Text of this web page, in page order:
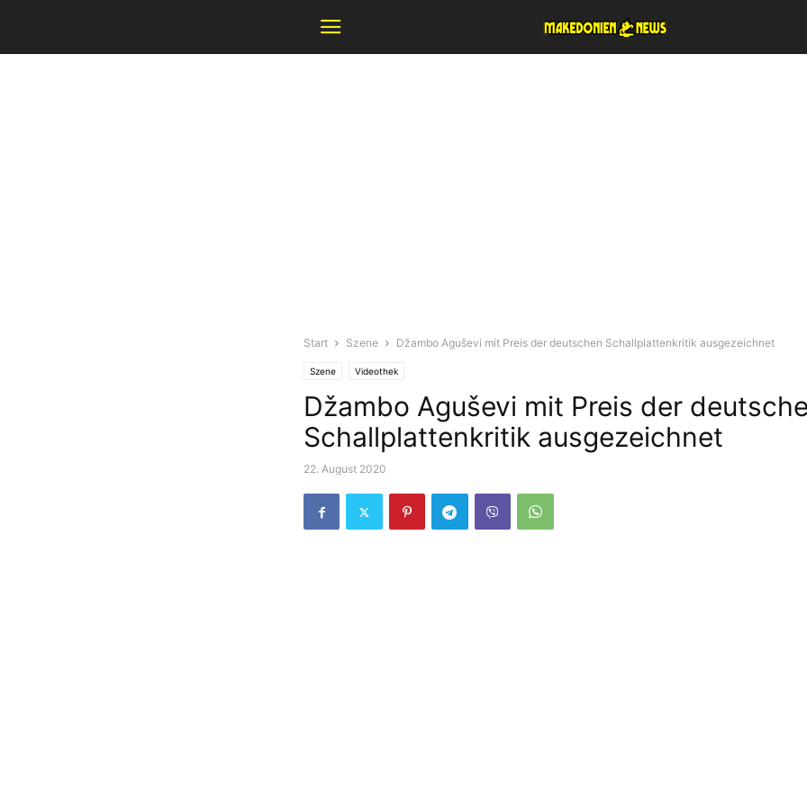
Start Szene Džambo Aguševi mit Preis der deutschen Schallplattenkritik ausgezeichnet
Szene Videothek
Džambo Aguševi mit Preis der
Schallplattenkritik ausgezeichnet
22. August 2020